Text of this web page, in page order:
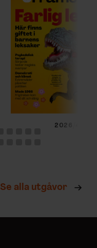
2026/4
Se alla utgåvor